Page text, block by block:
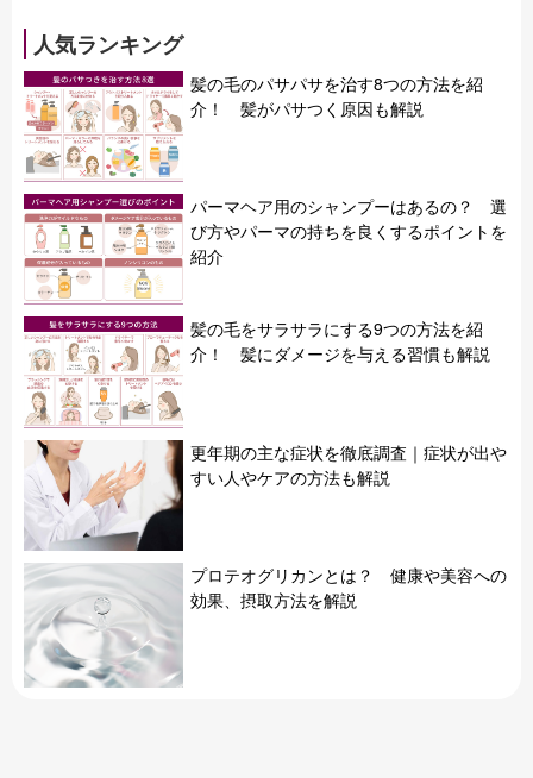
人気ランキング
髪の毛のパサパサを治す8つの方法を紹
介！ 髪がパサつく原因も解説
パーマヘア用のシャンプーはあるの？ 選
び方やパーマの持ちを良くするポイントを
紹介
髪の毛をサラサラにする9つの方法を紹
介！ 髪にダメージを与える習慣も解説
更年期の主な症状を徹底調査｜症状が出や
すい人やケアの方法も解説
プロテオグリカンとは？ 健康や美容への
効果、摂取方法を解説